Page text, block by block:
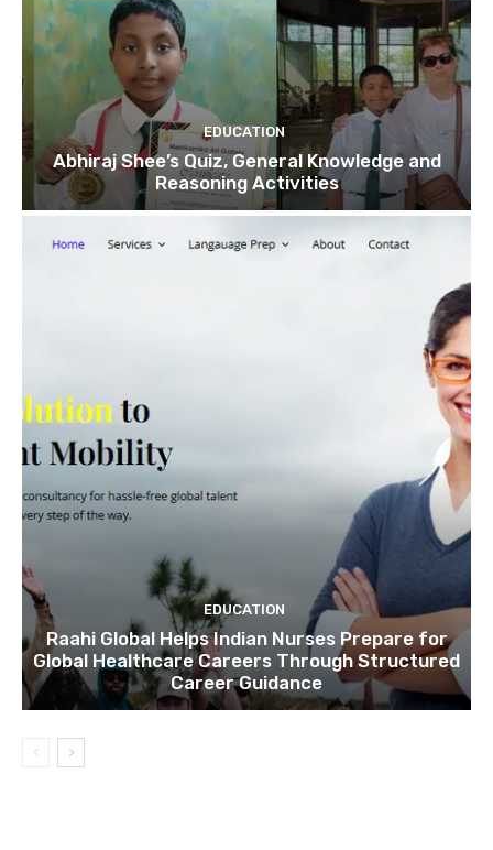
EDUCATION
Abhiraj Shee’s Quiz, General Knowledge and
Reasoning Activities
EDUCATION
Raahi Global Helps Indian Nurses Prepare for
Global Healthcare Careers Through Structured
Career Guidance